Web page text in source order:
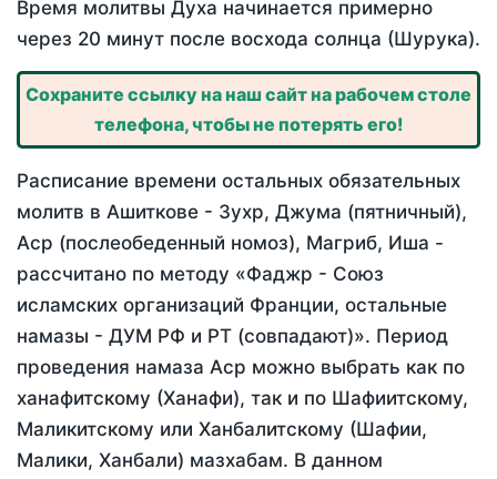
Время молитвы Духа начинается примерно
через 20 минут после восхода солнца (Шурука).
Сохраните ссылку на наш сайт на рабочем столе
телефона, чтобы не потерять его!
Расписание времени остальных обязательных
молитв в Ашиткове - Зухр, Джума (пятничный),
Аср (послеобеденный номоз), Магриб, Иша -
рассчитано по методу «Фаджр - Союз
исламских организаций Франции, остальные
намазы - ДУМ РФ и РТ (совпадают)». Период
проведения намаза Аср можно выбрать как по
ханафитскому (Ханафи), так и по Шафиитскому,
Маликитскому или Ханбалитскому (Шафии,
Малики, Ханбали) мазхабам. В данном